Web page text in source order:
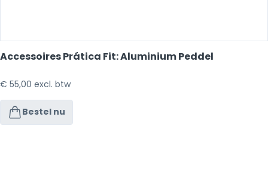
Accessoires Prática Fit: Aluminium Peddel
€ 55,00 excl. btw
Bestel nu